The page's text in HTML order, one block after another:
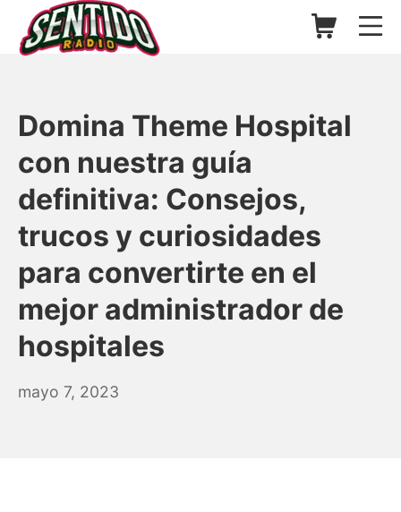
Saltar
contenido
Carrito de
Domina Theme Hospital
con nuestra guía
definitiva: Consejos,
trucos y curiosidades
para convertirte en el
mejor administrador de
hospitales
mayo 7, 2023